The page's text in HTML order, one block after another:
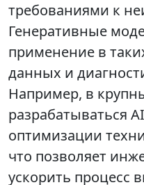
требованиями к
Генеративные
применение в
данных и
Например, в
разрабатываться
оптимизации
что позволяет
ускорить процесс